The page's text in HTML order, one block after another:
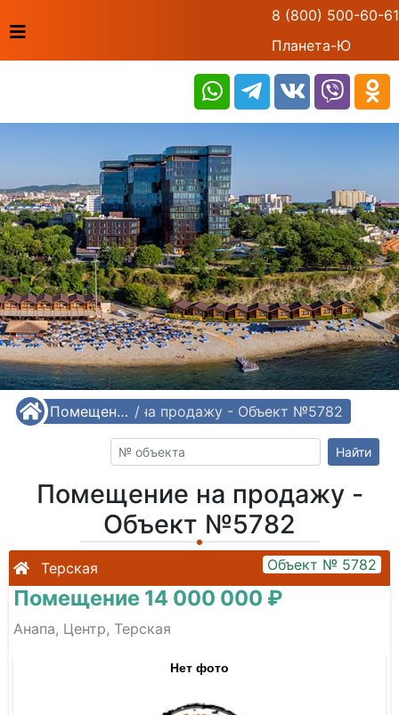
8 (800) 500-60-61
Планета-Ю
/ Помещения /
Помещение на продажу - Объект №5782
Найти
Помещение на продажу -
Объект №5782
Терская Объект № 5782
Помещение 14 000 000 ₽
Анапа, Центр, Терская
Нет фото